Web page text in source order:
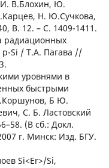
В.Блохин, Ю.
Н. Ю.Сучкова,
В. 12. – С. 1409-1411.
радиационных
р-Si / Т.А. Пагава //
уровнями в
быстрыми
Б Ю.
С. Б. Ластовский
(В сб.: Докл.
г. Минск: Изд. БГУ.
Si<Er>/Si,